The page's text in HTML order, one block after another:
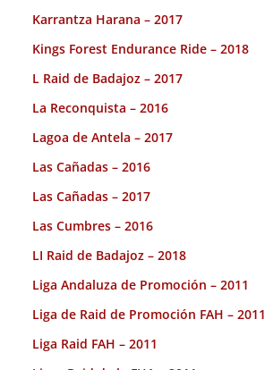
Karrantza Harana – 2017
Kings Forest Endurance Ride – 2018
L Raid de Badajoz – 2017
La Reconquista – 2016
Lagoa de Antela – 2017
Las Cañadas – 2016
Las Cañadas – 2017
Las Cumbres – 2016
LI Raid de Badajoz – 2018
Liga Andaluza de Promoción – 2011
Liga de Raid de Promoción FAH – 2011
Liga Raid FAH – 2011